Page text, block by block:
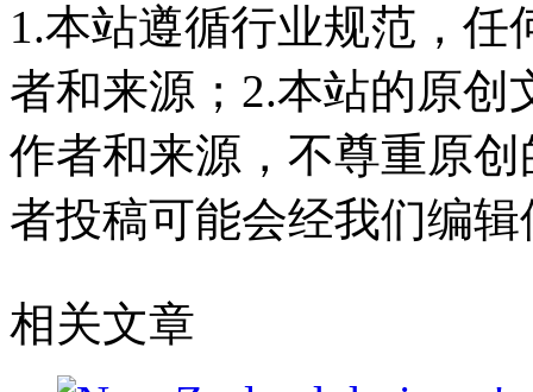
1.本站遵循行业规范，
者和来源；2.本站的原
作者和来源，不尊重原
者投稿可能会经我们编
相关文章